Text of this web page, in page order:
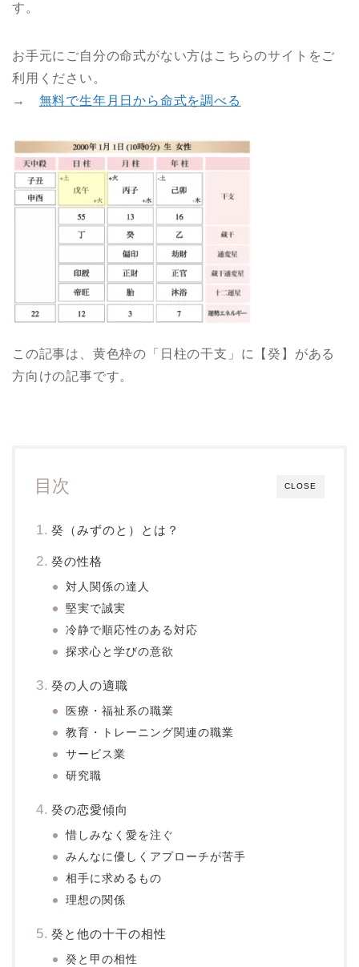
す。
お手元にご自分の命式がない方はこちらのサイトをご
利用ください。
→ 無料で生年月日から命式を調べる
この記事は、黄色枠の「日柱の干支」に【癸】がある
方向けの記事です。
CLOSE
目次
癸（みずのと）とは？
癸の性格
対人関係の達人
堅実で誠実
冷静で順応性のある対応
探求心と学びの意欲
癸の人の適職
医療・福祉系の職業
教育・トレーニング関連の職業
サービス業
研究職
癸の恋愛傾向
惜しみなく愛を注ぐ
みんなに優しくアプローチが苦手
相手に求めるもの
理想の関係
癸と他の十干の相性
癸と甲の相性